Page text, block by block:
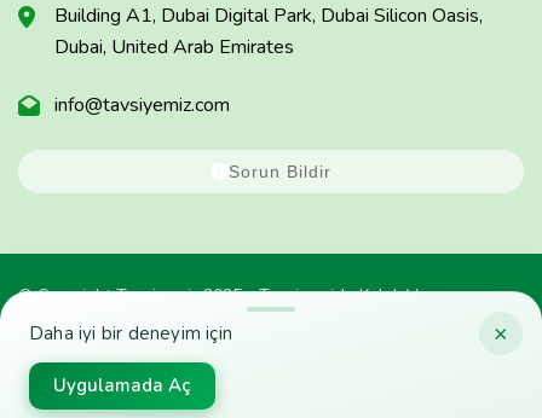
×
Daha iyi bir deneyim için
Uygulamada Aç
Building A1, Dubai Digital Park, Dubai Silicon Oasis,
Dubai, United Arab Emirates
info@tavsiyemiz.com
Sorun Bildir
© Copyright Tavsiyemiz 2025 - Tavsiyemiz'e Kulak Ver